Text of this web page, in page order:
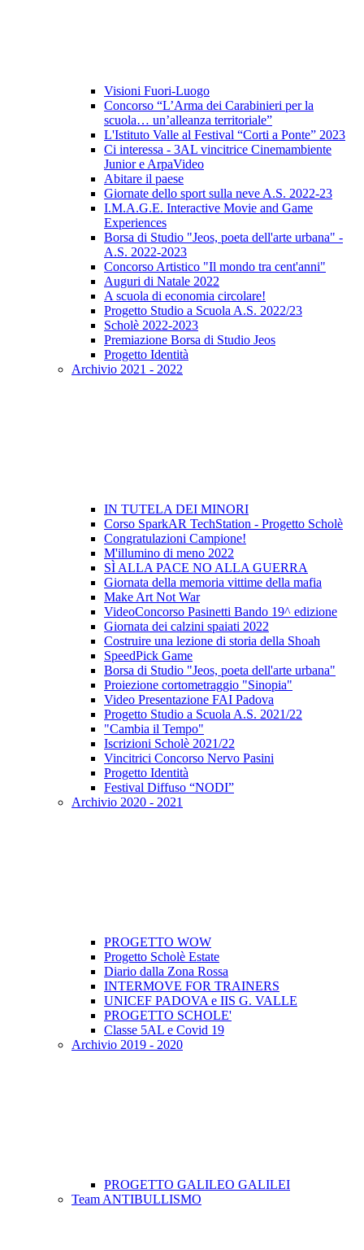
Visioni Fuori-Luogo
Concorso “L’Arma dei Carabinieri per la
scuola… un’alleanza territoriale”
L'Istituto Valle al Festival “Corti a Ponte” 2023
Ci interessa - 3AL vincitrice Cinemambiente
Junior e ArpaVideo
Abitare il paese
Giornate dello sport sulla neve A.S. 2022-23
I.M.A.G.E. Interactive Movie and Game
Experiences
Borsa di Studio "Jeos, poeta dell'arte urbana" -
A.S. 2022-2023
Concorso Artistico "Il mondo tra cent'anni"
Auguri di Natale 2022
A scuola di economia circolare!
Progetto Studio a Scuola A.S. 2022/23
Scholè 2022-2023
Premiazione Borsa di Studio Jeos
Progetto Identità
Archivio 2021 - 2022
IN TUTELA DEI MINORI
Corso SparkAR TechStation - Progetto Scholè
Congratulazioni Campione!
M'illumino di meno 2022
SÌ ALLA PACE NO ALLA GUERRA
Giornata della memoria vittime della mafia
Make Art Not War
VideoConcorso Pasinetti Bando 19^ edizione
Giornata dei calzini spaiati 2022
Costruire una lezione di storia della Shoah
SpeedPick Game
Borsa di Studio "Jeos, poeta dell'arte urbana"
Proiezione cortometraggio "Sinopia"
Video Presentazione FAI Padova
Progetto Studio a Scuola A.S. 2021/22
"Cambia il Tempo"
Iscrizioni Scholè 2021/22
Vincitrici Concorso Nervo Pasini
Progetto Identità
Festival Diffuso “NODI”
Archivio 2020 - 2021
PROGETTO WOW
Progetto Scholè Estate
Diario dalla Zona Rossa
INTERMOVE FOR TRAINERS
UNICEF PADOVA e IIS G. VALLE
PROGETTO SCHOLE'
Classe 5AL e Covid 19
Archivio 2019 - 2020
PROGETTO GALILEO GALILEI
Team ANTIBULLISMO